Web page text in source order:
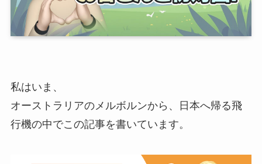
私はいま、
オーストラリアのメルボルンから、日本へ帰る飛
行機の中でこの記事を書いています。